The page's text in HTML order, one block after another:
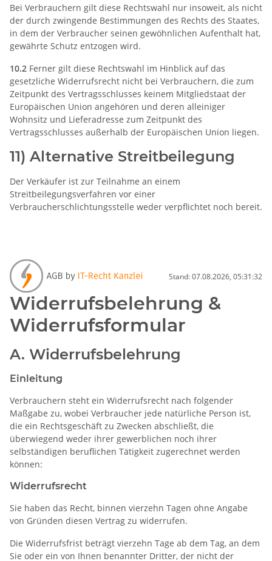
Bei Verbrauchern gilt diese Rechtswahl nur insoweit, als nicht
der durch zwingende Bestimmungen des Rechts des Staates,
in dem der Verbraucher seinen gewöhnlichen Aufenthalt hat,
gewährte Schutz entzogen wird.
10.2 Ferner gilt diese Rechtswahl im Hinblick auf das
gesetzliche Widerrufsrecht nicht bei Verbrauchern, die zum
Zeitpunkt des Vertragsschlusses keinem Mitgliedstaat der
Europäischen Union angehören und deren alleiniger
Wohnsitz und Lieferadresse zum Zeitpunkt des
Vertragsschlusses außerhalb der Europäischen Union liegen.
11) Alternative Streitbeilegung
Der Verkäufer ist zur Teilnahme an einem
Streitbeilegungsverfahren vor einer
Verbraucherschlichtungsstelle weder verpflichtet noch bereit.
Stand: 07.08.2026, 05:31:32
Widerrufsbelehrung &
Widerrufsformular
A. Widerrufsbelehrung
Einleitung
Verbrauchern steht ein Widerrufsrecht nach folgender
Maßgabe zu, wobei Verbraucher jede natürliche Person ist,
die ein Rechtsgeschäft zu Zwecken abschließt, die
überwiegend weder ihrer gewerblichen noch ihrer
selbständigen beruflichen Tätigkeit zugerechnet werden
können:
Widerrufsrecht
Sie haben das Recht, binnen vierzehn Tagen ohne Angabe
von Gründen diesen Vertrag zu widerrufen.
Die Widerrufsfrist beträgt vierzehn Tage ab dem Tag, an dem
Sie oder ein von Ihnen benannter Dritter, der nicht der